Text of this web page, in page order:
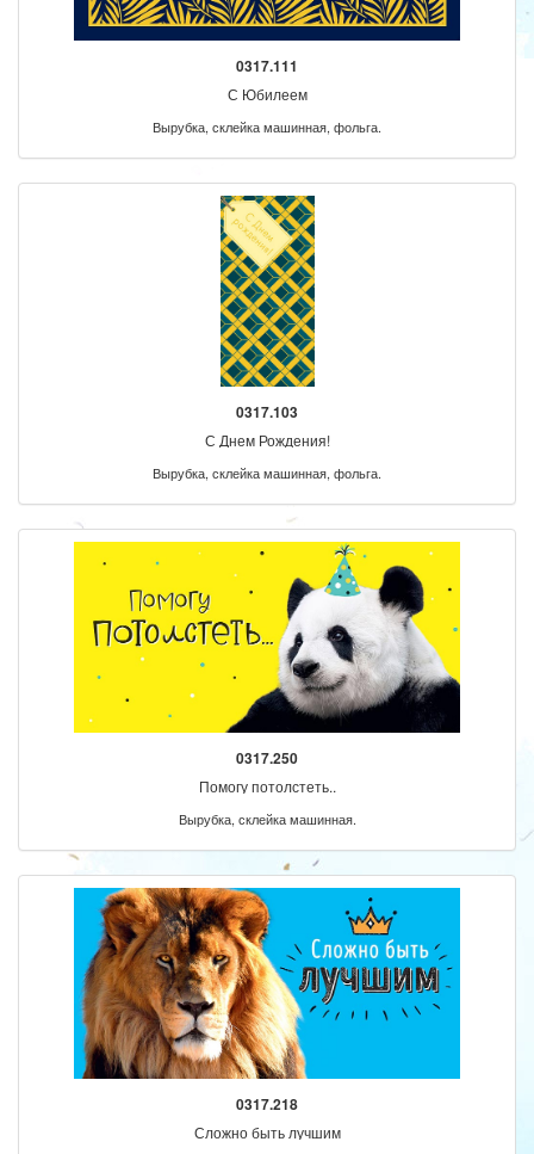
0317.111
С Юбилеем
Вырубка, склейка машинная, фольга.
0317.103
С Днем Рождения!
Вырубка, склейка машинная, фольга.
0317.250
Помогу потолстеть..
Вырубка, склейка машинная.
0317.218
Сложно быть лучшим